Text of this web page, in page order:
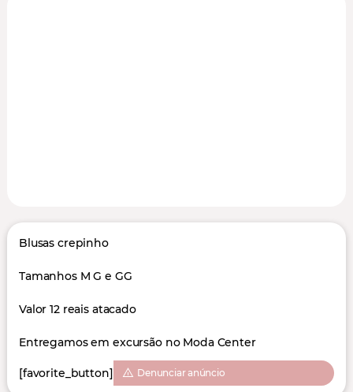
Blusas crepinho
Tamanhos M G e GG
Valor 12 reais atacado
Entregamos em excursão no Moda Center
[favorite_button] Denunciar anúncio